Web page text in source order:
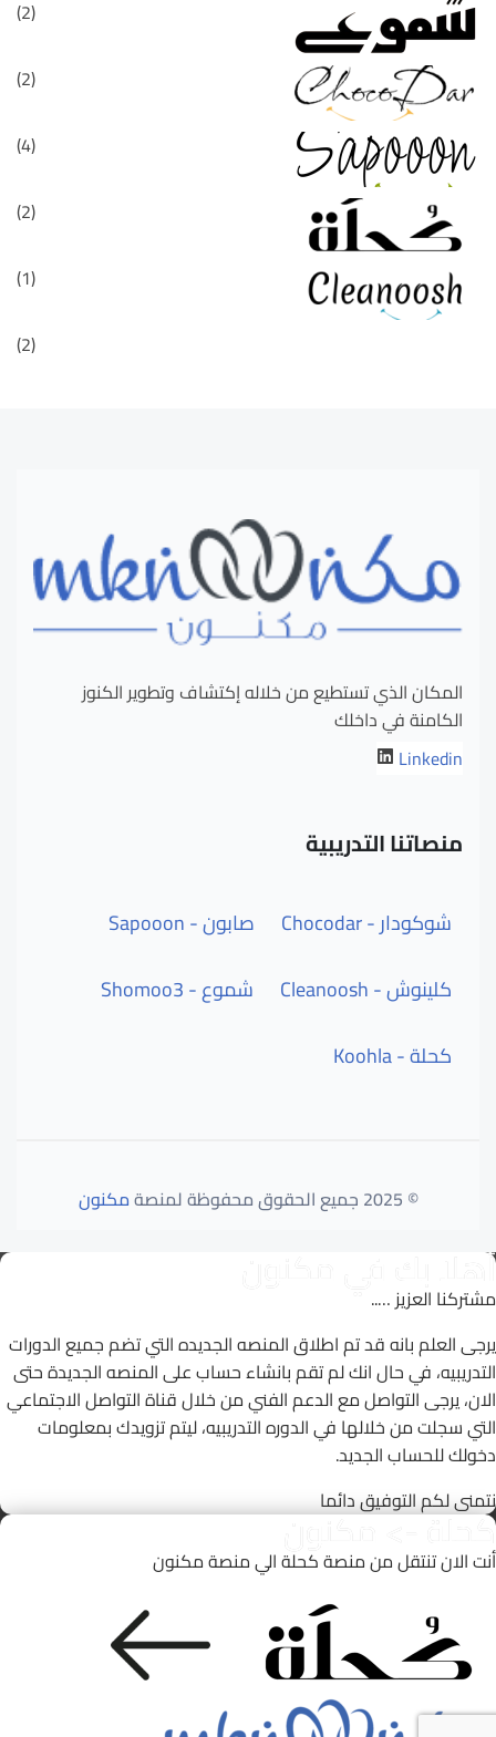
(2)
(2)
(4)
(2)
(1)
(2)
المكان الذي تستطيع من خلاله إكتشاف وتطوير الكنوز
الكامنة في داخلك
Linkedin
منصاتنا التدريبية
شوكودار - Chocodar
صابون - Sapooon
كلينوش - Cleanoosh
شموع - Shomoo3
كحلة - Koohla
© 2025 جميع الحقوق محفوظة لمنصة مكنون
أهلا بك في مكنون
مشتركنا العزيز …..
يرجى العلم بانه قد تم اطلاق المنصه الجديده التي تضم جميع الدورات
التدريبيه، في حال انك لم تقم بانشاء حساب على المنصه الجديدة حتى
الان، يرجى التواصل مع الدعم الفني من خلال قناة التواصل الاجتماعي
التي سجلت من خلالها في الدوره التدريبيه، ليتم تزويدك بمعلومات
دخولك للحساب الجديد.
نتمنى لكم التوفيق دائما
كحلة -> مكنون
أنت الان تنتقل من منصة كحلة الي منصة مكنون